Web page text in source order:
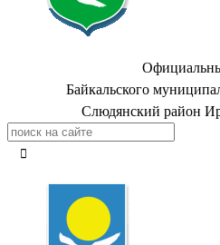
Байкальского
Слюдянский район